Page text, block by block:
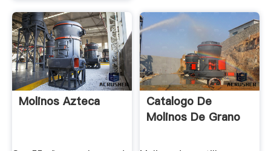
Molinos Azteca
Catalogo De
Molinos De Grano